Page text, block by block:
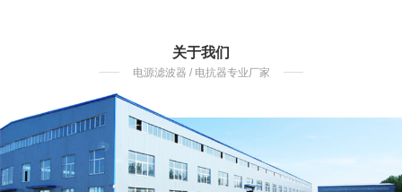
关于我们
电源滤波器 / 电抗器专业厂家